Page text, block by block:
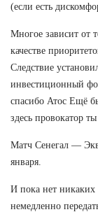
(если есть
Многое зависит от
качестве
Следствие
инвестиционный
спасибо Атос Ещё
здесь провокатор
Матч Сенегал —
января.
И пока нет никаких
немедленно